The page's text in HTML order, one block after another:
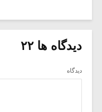
دیدگاه ها ۲۲
دیدگاه